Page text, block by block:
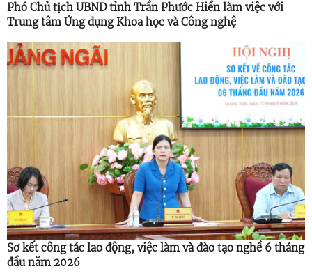
Phó Chủ tịch UBND tỉnh Trần Phước Hiền làm việc với
Trung tâm Ứng dụng Khoa học và Công nghệ
Sơ kết công tác lao động, việc làm và đào tạo nghề 6 tháng
đầu năm 2026